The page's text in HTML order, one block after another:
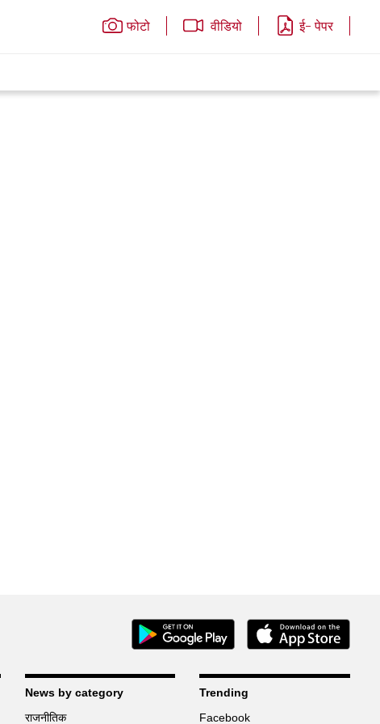
फोटो वीडियो ई- पेपर
News by category
राजनीतिक
Trending
Facebook